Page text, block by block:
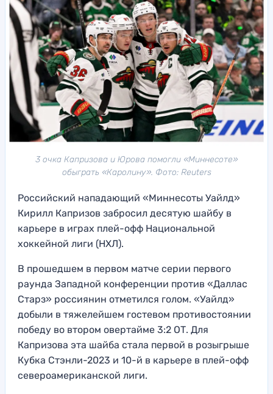
3 очка Капризова и Юрова помогли «Миннесоте»
обыграть «Каролину». Фото: Reuters
Российский нападающий «Миннесоты Уайлд»
Кирилл Капризов забросил десятую шайбу в
карьере в играх плей-офф Национальной
хоккейной лиги (НХЛ).
В прошедшем в первом матче серии первого
раунда Западной конференции против «Даллас
Старз» россиянин отметился голом. «Уайлд»
добыли в тяжелейшем гостевом противостоянии
победу во втором овертайме 3:2 ОТ. Для
Капризова эта шайба стала первой в розыгрыше
Кубка Стэнли-2023 и 10-й в карьере в плей-офф
североамериканской лиги.